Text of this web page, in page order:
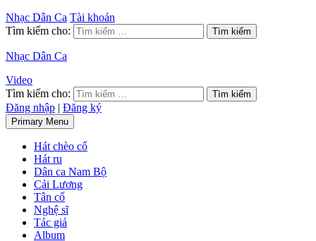
Nhạc Dân Ca Tài khoản
Tìm kiếm cho:
Nhạc Dân Ca
Video
Tìm kiếm cho:
Đăng nhập | Đăng ký
Primary Menu
Hát chèo cổ
Hát ru
Dân ca Nam Bộ
Cải Lương
Tân cổ
Nghệ sĩ
Tác giả
Album